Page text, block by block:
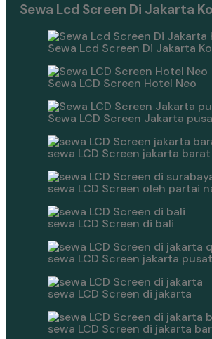
Sewa Lcd Screen Di Jakarta
Sewa Lcd Screen Di Jakarta
Sewa LCD Screen Hotel Neo
Sewa LCD Screen Jakarta
sewa LCD Screen jakarta barat
sewa LCD Screen oleh partai
sewa LCD Screen di bali
sewa LCD Screen jakarta
sewa LCD Screen di jakarta
sewa LCD Screen di jakarta